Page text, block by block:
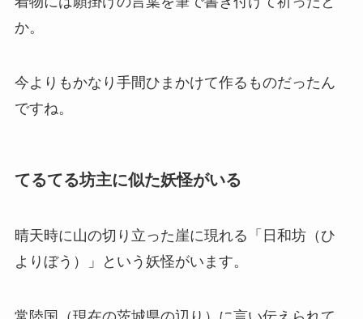
か。
今よりもかなり手間ひまかけて作るものだったん
ですね。
てるてる坊主に似た妖怪がいる
晴天時に山の切り立った崖に現れる「日和坊（ひ
よりぼう）」という妖怪がいます。